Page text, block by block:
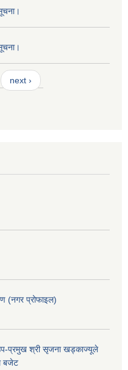
next ›
(नगर प्रोफाइल)
प्रमुख श्री सृजना खड्काज्यूले
बजेट